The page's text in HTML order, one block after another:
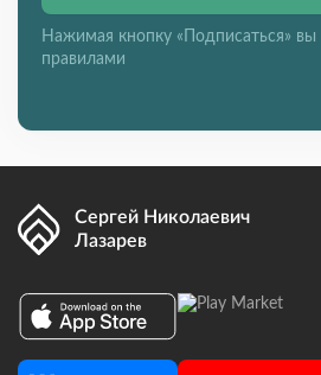
Нажимая кнопку «Подписаться» вы
правилами
Сергей Николаевич
Лазарев